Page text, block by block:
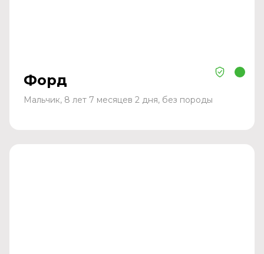
Форд
Мальчик, 8 лет 7 месяцев 2 дня, без породы